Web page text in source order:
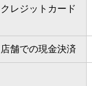
クレジットカード
店舗での現金決済